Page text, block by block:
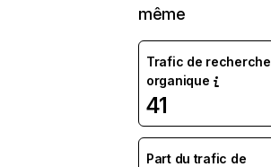
même
Trafic de recherche
organique
41
Part du trafic de